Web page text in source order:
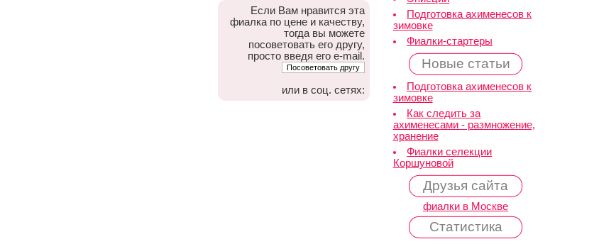
Если Вам нравится эта
фиалка по цене и качеству,
тогда вы можете
посоветовать его другу,
просто введя его e-mail.
или в соц. сетях:
Подготовка ахименесов к
зимовке
Фиалки-стартеры
Новые статьи
Подготовка ахименесов к
зимовке
Как следить за
ахименесами - размножение,
хранение
Фиалки селекции
Коршуновой
Друзья сайта
фиалки в Москве
Статистика